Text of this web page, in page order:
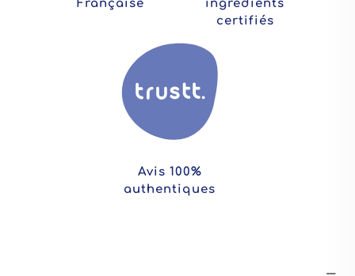
Française
ingrédients
certifiés
Avis 100%
authentiques